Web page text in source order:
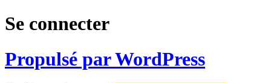
Se connecter
Propulsé par WordPress